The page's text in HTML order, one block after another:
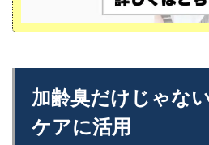
加齢臭だけじゃな
ケアに活用